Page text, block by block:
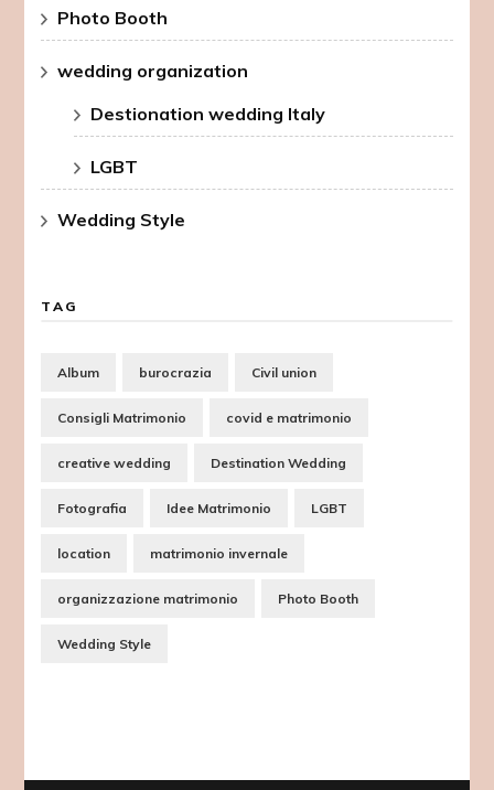
Photo Booth
wedding organization
Destionation wedding Italy
LGBT
Wedding Style
TAG
Album burocrazia Civil union
Consigli Matrimonio covid e matrimonio
creative wedding Destination Wedding
Fotografia Idee Matrimonio LGBT
location matrimonio invernale
organizzazione matrimonio Photo Booth
Wedding Style